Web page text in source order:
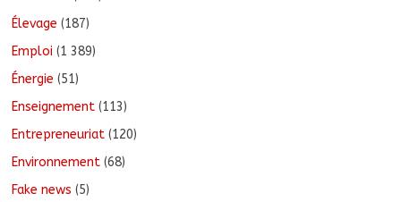
Élevage (187)
Emploi (1 389)
Énergie (51)
Enseignement (113)
Entrepreneuriat (120)
Environnement (68)
Fake news (5)